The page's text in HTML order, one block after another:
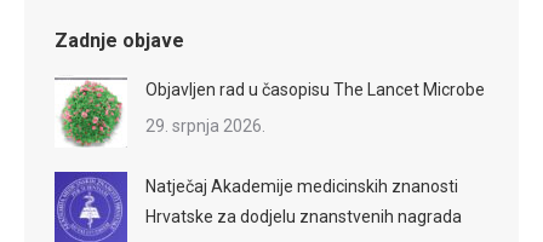
Zadnje objave
Objavljen rad u časopisu The Lancet Microbe
29. srpnja 2026.
Natječaj Akademije medicinskih znanosti
Hrvatske za dodjelu znanstvenih nagrada